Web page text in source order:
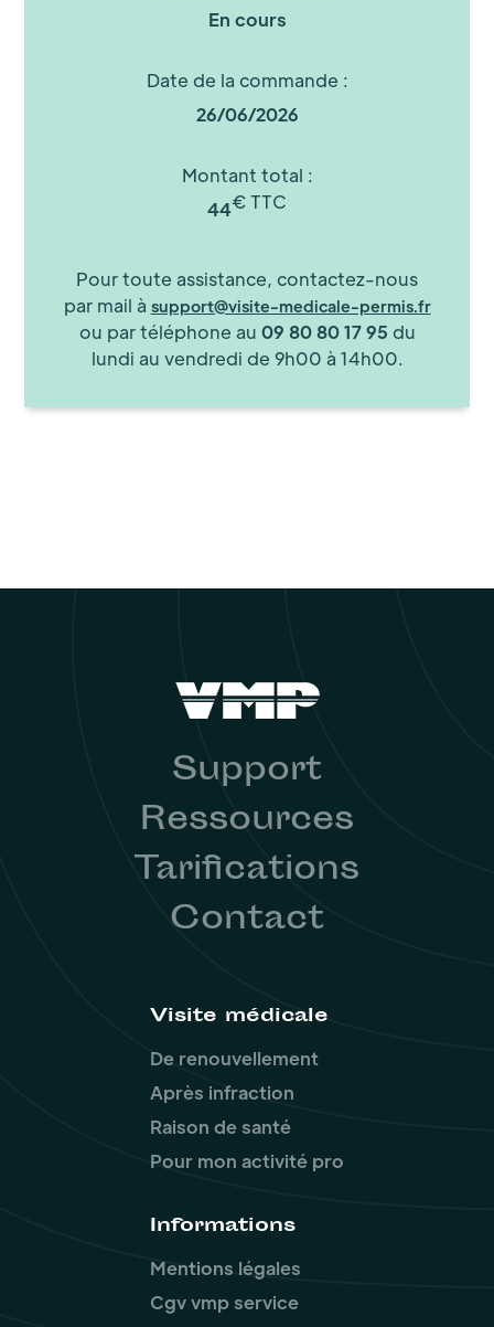
En cours
Date de la commande :
26/06/2026
Montant total :
44€ TTC
Pour toute assistance, contactez-nous
par mail à support@visite-medicale-permis.fr
ou par téléphone au 09 80 80 17 95 du
lundi au vendredi de 9h00 à 14h00.
Support
Ressources
Tarifications
Contact
Visite médicale
De renouvellement
Après infraction
Raison de santé
Pour mon activité pro
Informations
Mentions légales
Cgv vmp service